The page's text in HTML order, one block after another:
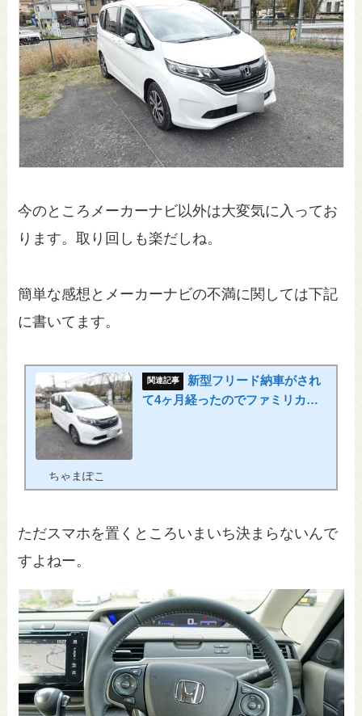
今のところメーカーナビ以外は大変気に入ってお
ります。取り回しも楽だしね。
簡単な感想とメーカーナビの不満に関しては下記
に書いてます。
新型フリード納車がされ
て4ヶ月経ったのでファミリカー
ちゃまぽこ
ただスマホを置くところいまいち決まらないんで
すよねー。